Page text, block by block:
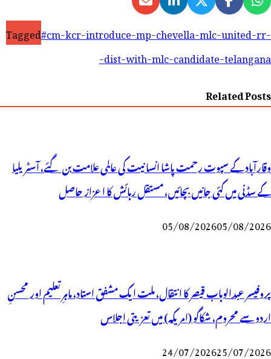
Tagged#cm-kcr-introduce-mp-chevella-mlc-united-rr-
dist-with-mlc-candidate-telangana-
Related Posts
وقارآباد کے سپوت رحمت پاشا انسانیت کی عالمی علامت بن گئے، آسٹریلیا
کے سڈنی میں کئی جانیں بچائیں، مستقل رہائش کا اعزاز حاصل
05/08/202605/08/2026
پروفیسر عبدالوہاب قیصر کا انتقال، ملت ایک مشفق استاد، ماہرِتعلیم اور محسنِ
اردو سے محروم، شکاگو (امریکہ) میں تعزیتی اجلاس
24/07/202625/07/2026